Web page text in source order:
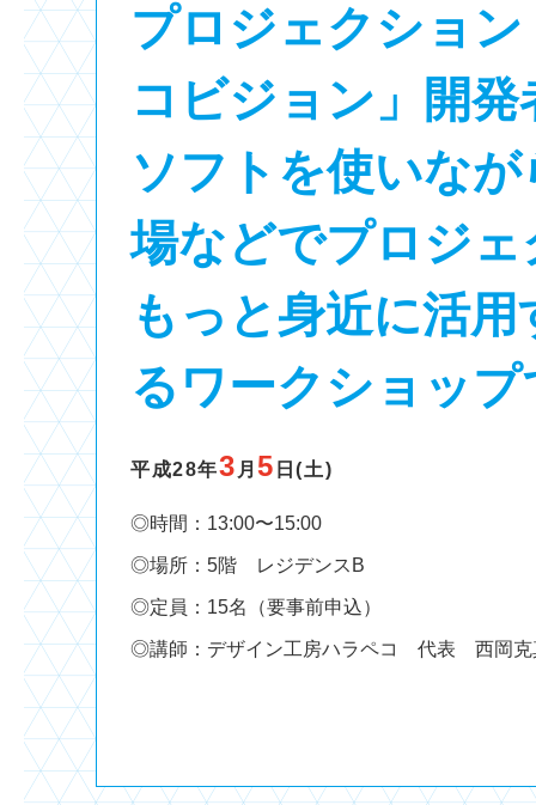
プロジェクショ
コビジョン」開
ソフトを使いな
場などでプロジ
もっと身近に活
るワークショップ
平成28年3 月5 日(土)
◎時間：13:00〜15:00
◎場所：5階 レジデンスB
◎定員：15名（要事前申込）
◎講師：デザイン工房ハラペコ 代表 西岡克